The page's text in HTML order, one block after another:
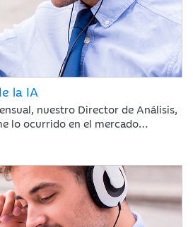
la IA
nuestro Director de Análisis,
lo ocurrido en el mercado
en el que la IA ha centrado el
continúa y si te has despistado,